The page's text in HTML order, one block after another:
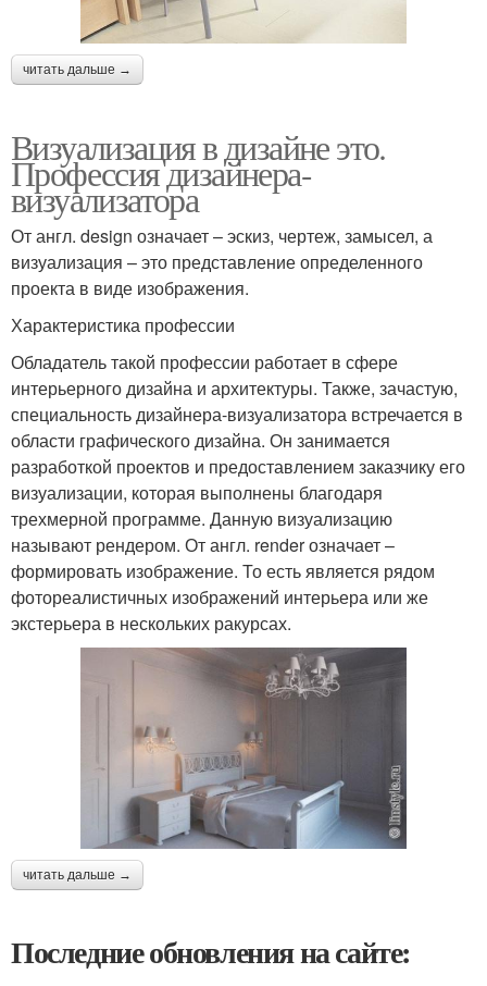
читать дальше →
Визуализация в дизайне это.
Профессия дизайнера-
визуализатора
От англ. design означает – эскиз, чертеж, замысел, а
визуализация – это представление определенного
проекта в виде изображения.
Характеристика профессии
Обладатель такой профессии работает в сфере
интерьерного дизайна и архитектуры. Также, зачастую,
специальность дизайнера-визуализатора встречается в
области графического дизайна. Он занимается
разработкой проектов и предоставлением заказчику его
визуализации, которая выполнены благодаря
трехмерной программе. Данную визуализацию
называют рендером. От англ. render означает –
формировать изображение. То есть является рядом
фотореалистичных изображений интерьера или же
экстерьера в нескольких ракурсах.
читать дальше →
Последние обновления на сайте: